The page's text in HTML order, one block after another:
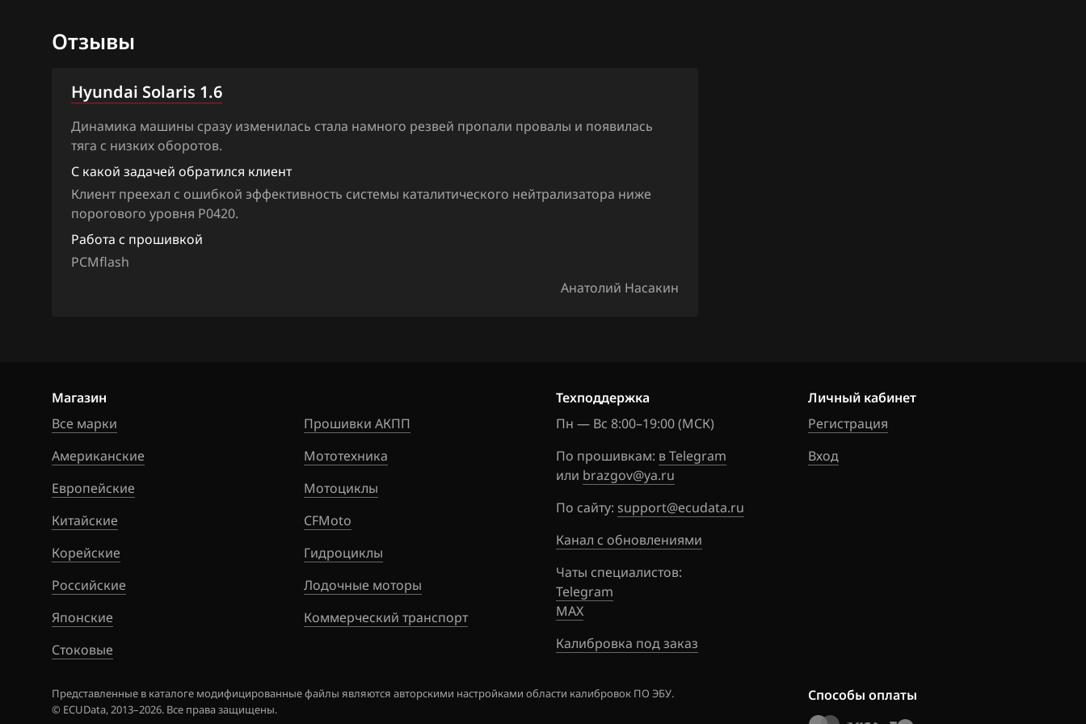
Jetour
Kaiyi
King Long
Lancia
Livan
Luxgen
MAN
Maserati
Mazda
Mercedes-Benz
MG
Mini
Nissan
Отзывы
Hyundai Solaris 1.6
Динамика машины сразу изменилась стала намного резвей пропали провалы и появилась
тяга с низких оборотов.
С какой задачей обратился клиент
Клиент преехал с ошибкой эффективность системы каталитического нейтрализатора ниже
порогового уровня P0420.
Работа с прошивкой
PCMflash
Анатолий Насакин
Магазин
Все марки
Американские
Европейские
Китайские
Корейские
Российские
Японские
Стоковые
Прошивки АКПП
Мототехника
Мотоциклы
CFMoto
Гидроциклы
Лодочные моторы
Коммерческий транспорт
Техподдержка
Пн — Вс 8:00–19:00 (МСК)
По прошивкам: в Telegram
или brazgov@ya.ru
По сайту: support@ecudata.ru
Канал с обновлениями
Чаты специалистов:
Telegram
MAX
Калибровка под заказ
Личный кабинет
Регистрация
Вход
Представленные в каталоге модифицированные файлы являются авторскими настройками области калибровок ПО ЭБУ.
© ECUData, 2013–2026. Все права защищены.
Способы оплаты